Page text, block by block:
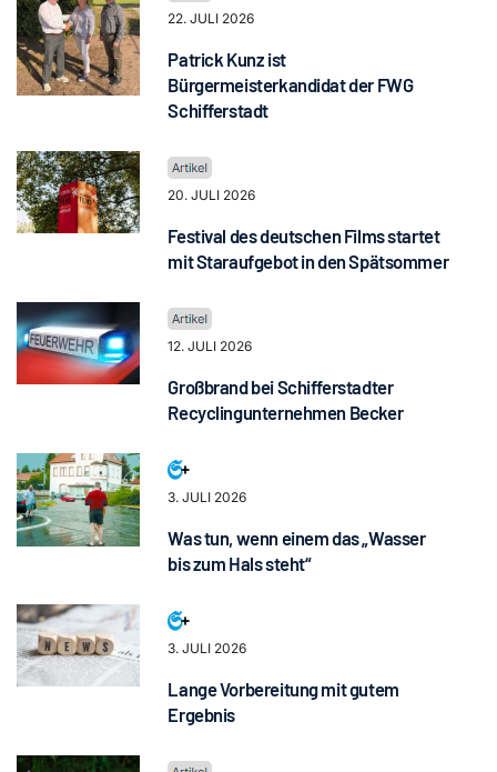
22. JULI 2026
Patrick Kunz ist
Bürgermeisterkandidat der FWG
Schifferstadt
20. JULI 2026
Festival des deutschen Films startet
mit Staraufgebot in den Spätsommer
12. JULI 2026
Großbrand bei Schifferstadter
Recyclingunternehmen Becker
3. JULI 2026
Was tun, wenn einem das „Wasser
bis zum Hals steht“
3. JULI 2026
Lange Vorbereitung mit gutem
Ergebnis